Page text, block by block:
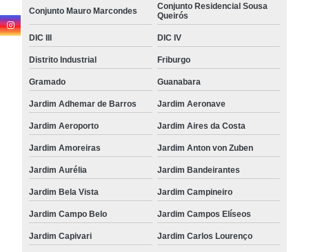
Conjunto Mauro Marcondes
Conjunto Residencial Sousa
Queirós
DIC III DIC IV
Distrito Industrial Friburgo
Gramado Guanabara
Jardim Adhemar de Barros Jardim Aeronave
Jardim Aeroporto Jardim Aires da Costa
Jardim Amoreiras Jardim Anton von Zuben
Jardim Aurélia Jardim Bandeirantes
Jardim Bela Vista Jardim Campineiro
Jardim Campo Belo Jardim Campos Elíseos
Jardim Capivari Jardim Carlos Lourenço